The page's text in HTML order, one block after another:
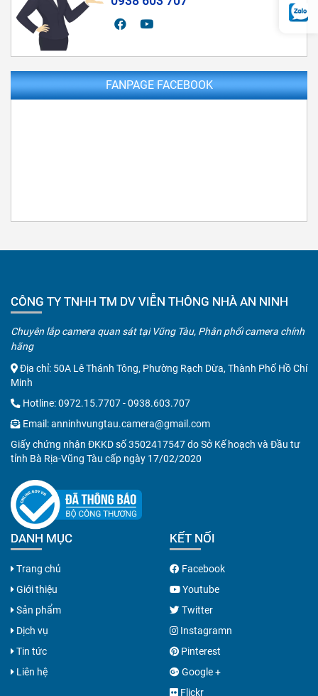
FANPAGE FACEBOOK
CÔNG TY TNHH TM DV VIỄN THÔNG NHÀ AN NINH
Chuyên lắp camera quan sát tại Vũng Tàu, Phân phối camera chính
hãng
Địa chỉ: 50A Lê Thánh Tông, Phường Rạch Dừa, Thành Phố Hồ Chí
Minh
Hotline:0972.15.7707-0938.603.707
Email:anninhvungtau.camera@gmail.com
Giấy chứng nhận ĐKKD số 3502417547 do Sở Kế hoạch và Đầu tư
tỉnh Bà Rịa-Vũng Tàu cấp ngày 17/02/2020
DANH MỤC
Trang chủ
Giới thiệu
Sản phẩm
Dịch vụ
Tin tức
Liên hệ
KẾT NỐI
Facebook
Youtube
Twitter
Instagramn
Pinterest
Google +
Flickr